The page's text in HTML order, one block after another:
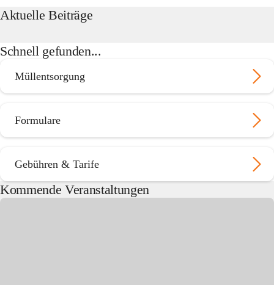
Aktuelle Beiträge
Schnell gefunden...
Müllentsorgung
Formulare
Gebühren & Tarife
Kommende Veranstaltungen